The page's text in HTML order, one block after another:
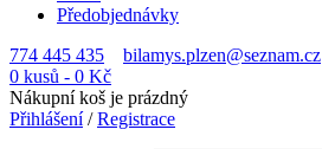
Předobjednávky
774 445 435
bilamys.plzen@seznam.cz
0 kusů - 0 Kč
Nákupní koš je prázdný
Přihlášení/Registrace